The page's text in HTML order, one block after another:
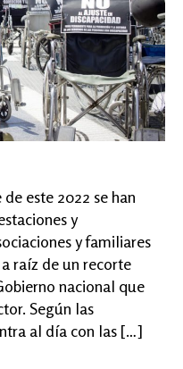
este 2022 se han
y
y familiares
raíz de un recorte
nacional que
Según las
al día con las […]